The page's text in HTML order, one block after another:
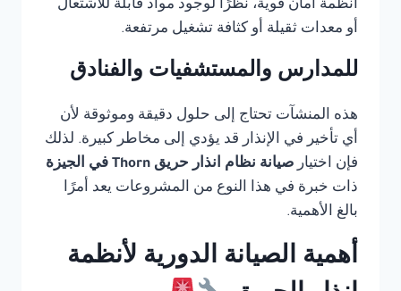
أنظمة أمان قوية، نظرًا لوجود مواد قابلة للاشتعال
أو معدات ثقيلة أو كثافة تشغيل مرتفعة.
للمدارس والمستشفيات والفنادق
هذه المنشآت تحتاج إلى حلول دقيقة وموثوقة لأن
أي تأخير في الإنذار قد يؤدي إلى مخاطر كبيرة. لذلك
فإن اختيار صيانة نظام انذار حريق Thorn في الجيزة
ذات خبرة في هذا النوع من المشروعات يعد أمرًا
بالغ الأهمية.
أهمية الصيانة الدورية لأنظمة